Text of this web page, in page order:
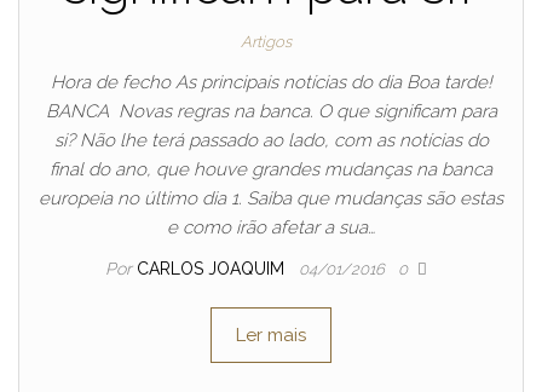
Artigos
Hora de fecho As principais notícias do dia Boa tarde!
BANCA Novas regras na banca. O que significam para
si? Não lhe terá passado ao lado, com as notícias do
final do ano, que houve grandes mudanças na banca
europeia no último dia 1. Saiba que mudanças são estas
e como irão afetar a sua…
Por CARLOS JOAQUIM 04/01/2016 0
Ler mais